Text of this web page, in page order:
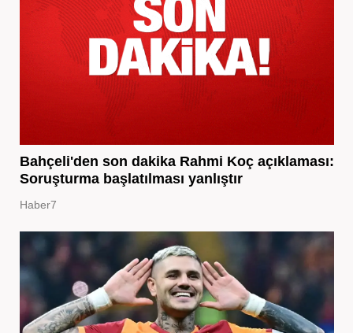
Bahçeli'den son dakika Rahmi Koç açıklaması:
Soruşturma başlatılması yanlıştır
Haber7